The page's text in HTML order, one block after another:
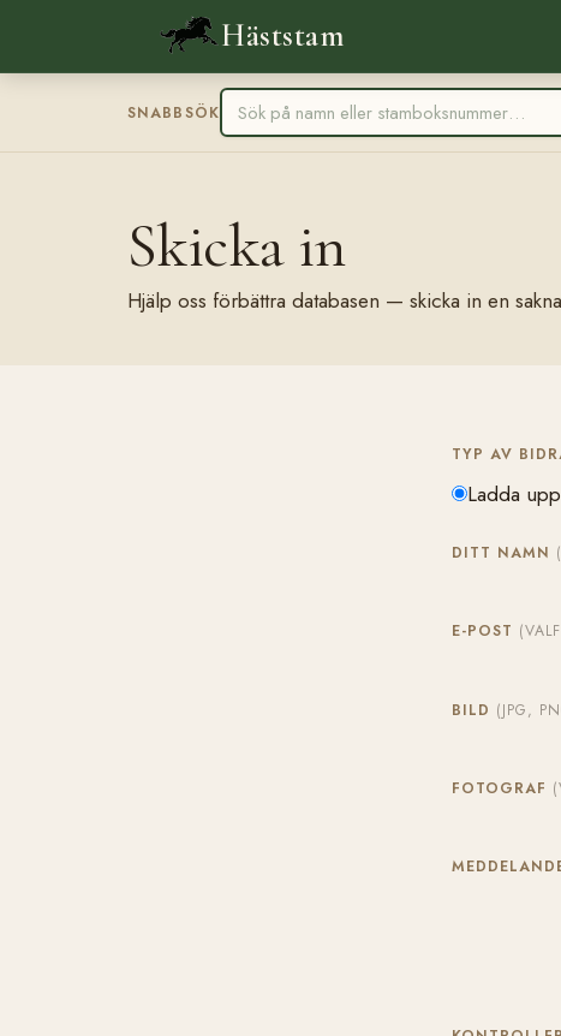
Häststam
SNABBSÖK
Skicka in
Hjälp oss förbättra databasen — skicka in en
TYP AV
Ladda
DITT NAMN
E-POST
BILD (JPG,
FOTOGRAF